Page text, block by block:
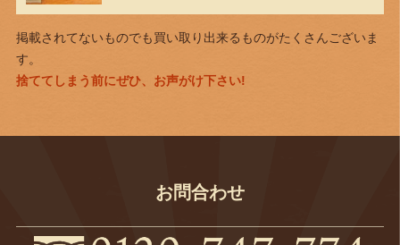
掲載されてないものでも買い取り出来るものがたくさんございま
す。
捨ててしまう前にぜひ、お声がけ下さい!
お問合わせ